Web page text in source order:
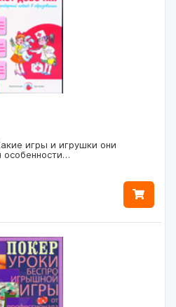
игры и игрушки они
особенности…